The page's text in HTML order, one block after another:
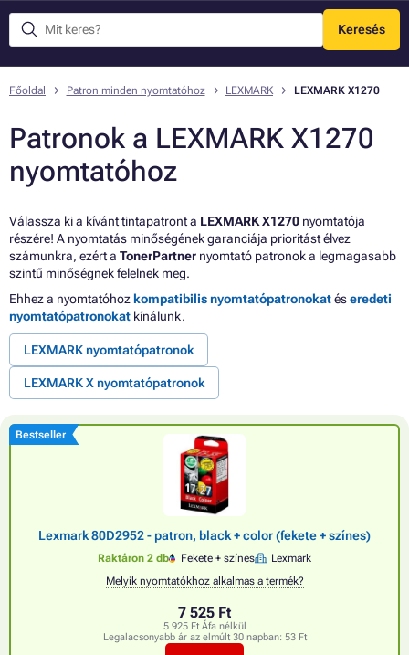
Keresés
Menü
Főoldal Patron minden nyomtatóhoz LEXMARK LEXMARK X1270
Patronok a LEXMARK X1270
nyomtatóhoz
Válassza ki a kívánt tintapatront a LEXMARK X1270 nyomtatója
részére! A nyomtatás minőségének garanciája prioritást élvez
számunkra, ezért a TonerPartner nyomtató patronok a legmagasabb
szintű minőségnek felelnek meg.
Ehhez a nyomtatóhoz kompatibilis nyomtatópatronokatéseredeti
nyomtatópatronokat kínálunk.
LEXMARK nyomtatópatronok
LEXMARK X nyomtatópatronok
Bestseller
Lexmark 80D2952 - patron, black + color (fekete + színes)
Raktáron 2 db Fekete + színes
Lexmark
Melyik nyomtatókhoz alkalmas a termék?
7 525 Ft
5 925 Ft Áfa nélkül
Legalacsonyabb ár az elmúlt 30 napban: 53 Ft